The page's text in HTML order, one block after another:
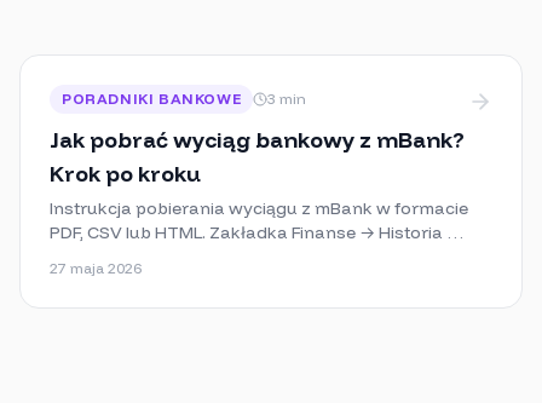
PORADNIKI BANKOWE 3 min
Jak pobrać wyciąg bankowy z mBank?
Krok po kroku
Instrukcja pobierania wyciągu z mBank w formacie
PDF, CSV lub HTML. Zakładka Finanse → Historia →
27 maja 2026